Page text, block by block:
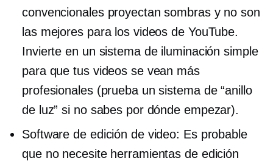
convencionales proyectan sombras y no son
las mejores para los videos de YouTube.
Invierte en un sistema de iluminación simple
para que tus videos se vean más
profesionales (prueba un sistema de “anillo
de luz” si no sabes por dónde empezar).
Software de edición de video: Es probable
que no necesite herramientas de edición